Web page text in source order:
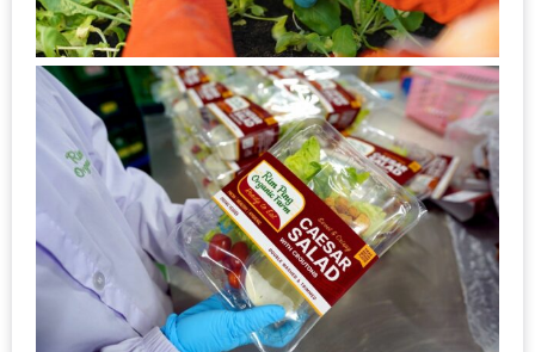
ที่
เข้า
ชม
มาก
ที่สุด
ประจำ
ปี
2557
กิจกรรม
ชิง